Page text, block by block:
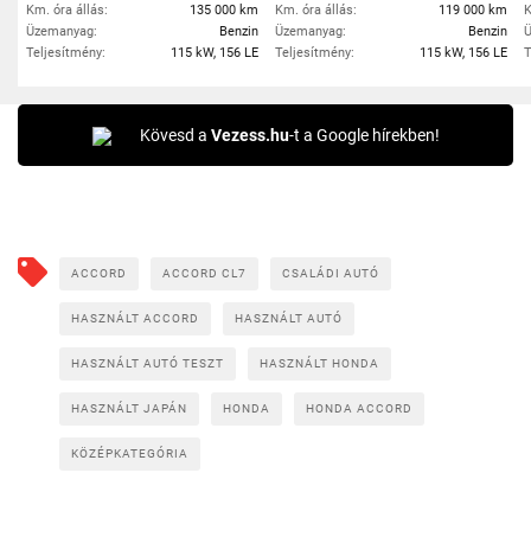
Km. óra állás:
135 000 km
Üzemanyag:
Benzin
Teljesítmény:
115 kW, 156 LE
Km. óra állás:
119 000 km
Üzemanyag:
Benzin
Teljesítmény:
115 kW, 156 LE
Kövesd a Vezess.hu-t a Google hírekben!
ACCORD ACCORD CL7 CSALÁDI AUTÓ
HASZNÁLT ACCORD HASZNÁLT AUTÓ
HASZNÁLT AUTÓ TESZT HASZNÁLT HONDA
HASZNÁLT JAPÁN HONDA HONDA ACCORD
KÖZÉPKATEGÓRIA